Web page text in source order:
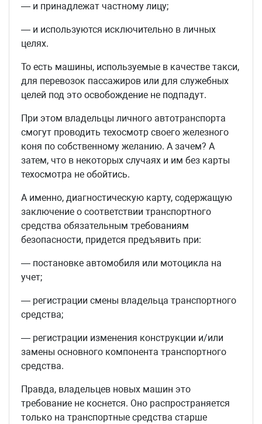
— и принадлежат частному лицу;
— и используются исключительно в личных
целях.
То есть машины, используемые в качестве такси,
для перевозок пассажиров или для служебных
целей под это освобождение не подпадут.
При этом владельцы личного автотранспорта
смогут проводить техосмотр своего железного
коня по собственному желанию. А зачем? А
затем, что в некоторых случаях и им без карты
техосмотра не обойтись.
А именно, диагностическую карту, содержащую
заключение о соответствии транспортного
средства обязательным требованиям
безопасности, придется предъявить при:
— постановке автомобиля или мотоцикла на
учет;
— регистрации смены владельца транспортного
средства;
— регистрации изменения конструкции и/или
замены основного компонента транспортного
средства.
Правда, владельцев новых машин это
требование не коснется. Оно распространяется
только на транспортные средства старше